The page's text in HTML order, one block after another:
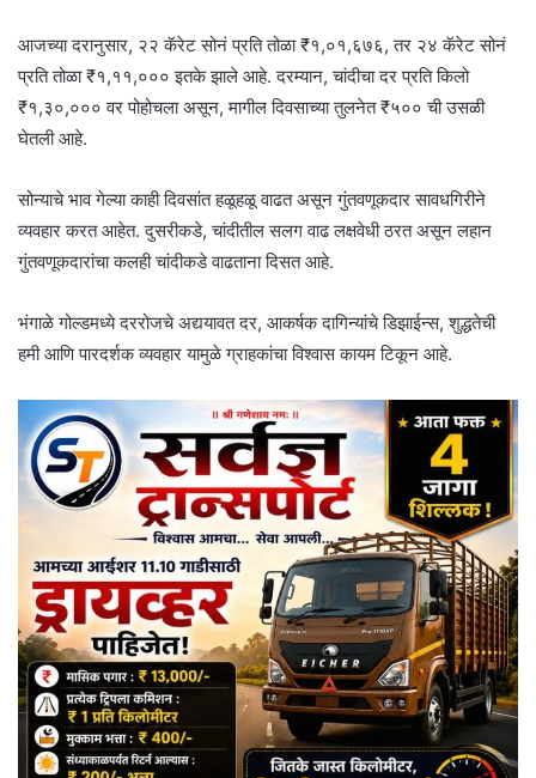
आजच्या दरानुसार, २२ कॅरेट सोनं प्रति तोळा ₹१,०१,६७६, तर २४ कॅरेट सोनं
प्रति तोळा ₹१,११,००० इतके झाले आहे. दरम्यान, चांदीचा दर प्रति किलो
₹१,३०,००० वर पोहोचला असून, मागील दिवसाच्या तुलनेत ₹५०० ची उसळी
घेतली आहे.
सोन्याचे भाव गेल्या काही दिवसांत हळूहळू वाढत असून गुंतवणूकदार सावधगिरीने
व्यवहार करत आहेत. दुसरीकडे, चांदीतील सलग वाढ लक्षवेधी ठरत असून लहान
गुंतवणूकदारांचा कलही चांदीकडे वाढताना दिसत आहे.
भंगाळे गोल्डमध्ये दररोजचे अद्ययावत दर, आकर्षक दागिन्यांचे डिझाईन्स, शुद्धतेची
हमी आणि पारदर्शक व्यवहार यामुळे ग्राहकांचा विश्वास कायम टिकून आहे.